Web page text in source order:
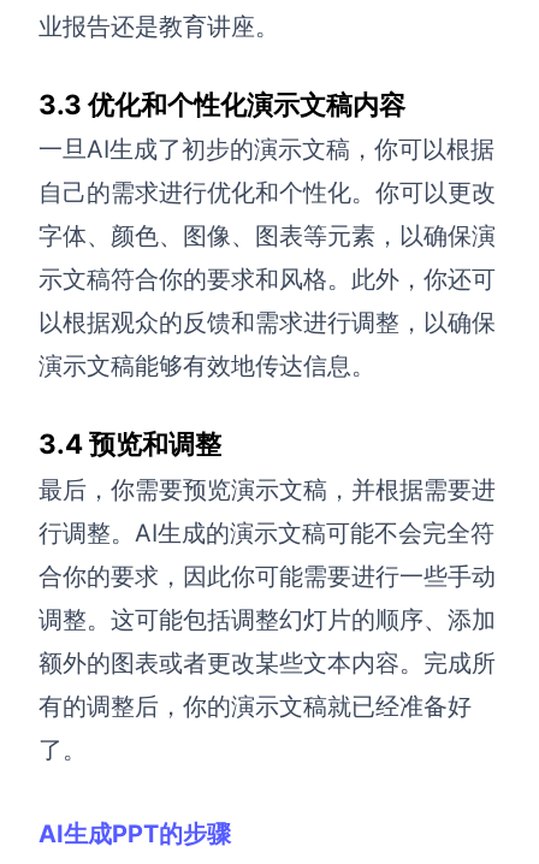
业报告还是教育讲座。
3.3 优化和个性化演示文稿内容
一旦AI生成了初步的演示文稿，你可以根据
自己的需求进行优化和个性化。你可以更改
字体、颜色、图像、图表等元素，以确保演
示文稿符合你的要求和风格。此外，你还可
以根据观众的反馈和需求进行调整，以确保
演示文稿能够有效地传达信息。
3.4 预览和调整
最后，你需要预览演示文稿，并根据需要进
行调整。AI生成的演示文稿可能不会完全符
合你的要求，因此你可能需要进行一些手动
调整。这可能包括调整幻灯片的顺序、添加
额外的图表或者更改某些文本内容。完成所
有的调整后，你的演示文稿就已经准备好
了。
AI生成PPT的步骤